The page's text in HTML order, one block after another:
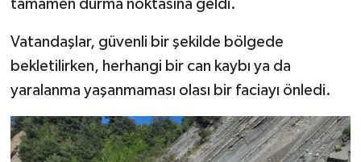
tamamen durma noktasına geldi.
Vatandaşlar, güvenli bir şekilde bölgede
bekletilirken, herhangi bir can kaybı ya da
yaralanma yaşanmaması olası bir faciayı önledi.
Dünya Haberleri
Yerel Haberler
Haber Arşivi